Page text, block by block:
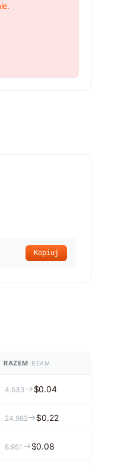
Kopiuj
RAZEM BEAM
4.533 $0.04
24.982 $0.22
8.951 $0.08